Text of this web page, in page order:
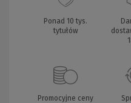
Ponad 10 tys.
tytułów
Promocyjne ceny